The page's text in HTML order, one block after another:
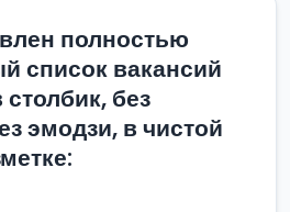
полностью
список вакансий
без
эмодзи, в чистой